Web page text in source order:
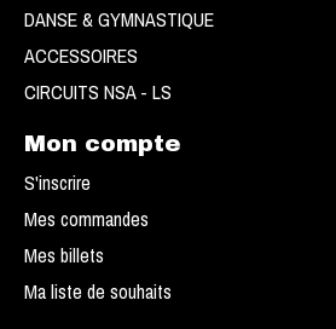
DANSE & GYMNASTIQUE
ACCESSOIRES
CIRCUITS NSA - LS
Mon compte
S'inscrire
Mes commandes
Mes billets
Ma liste de souhaits